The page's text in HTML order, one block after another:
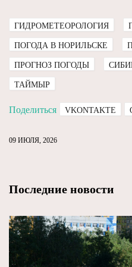
ГИДРОМЕТЕОРОЛОГИЯ
ПОГОДА В НОРИЛЬСКЕ
ПРОГНОЗ ПОГОДЫ
ТАЙМЫР
Поделиться VKONTAKTE
09 ИЮЛЯ, 2026
Последние новости